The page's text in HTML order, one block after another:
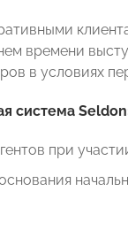
времени
в условиях
система
при